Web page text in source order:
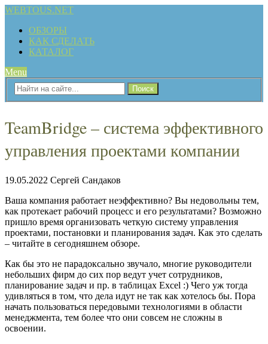
WEBTOUS.NET
ОБЗОРЫ
КАК СДЕЛАТЬ
КАТАЛОГ
Menu
TeamBridge – система эффективного
управления проектами компании
19.05.2022 Сергей Сандаков
Ваша компания работает неэффективно? Вы недовольны тем,
как протекает рабочий процесс и его результатами? Возможно
пришло время организовать четкую систему управления
проектами, постановки и планирования задач. Как это сделать
– читайте в сегодняшнем обзоре.
Как бы это не парадоксально звучало, многие руководители
небольших фирм до сих пор ведут учет сотрудников,
планирование задач и пр. в таблицах Excel :) Чего уж тогда
удивляться в том, что дела идут не так как хотелось бы. Пора
начать пользоваться передовыми технологиями в области
менеджмента, тем более что они совсем не сложны в
освоении.